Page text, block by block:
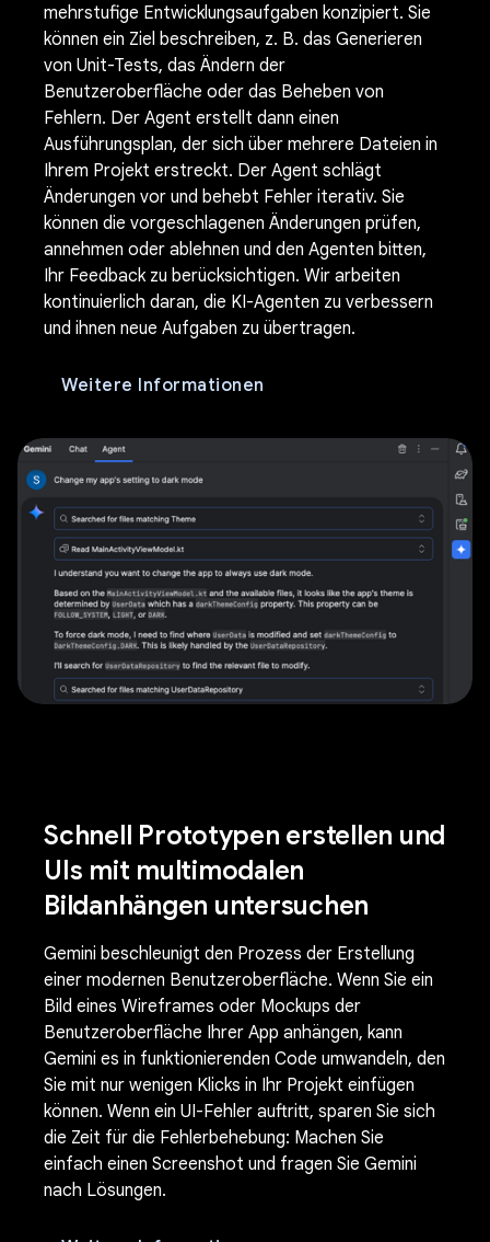
mehrstufige Entwicklungsaufgaben konzipiert. Sie
können ein Ziel beschreiben, z. B. das Generieren
von Unit-Tests, das Ändern der
Benutzeroberfläche oder das Beheben von
Fehlern. Der Agent erstellt dann einen
Ausführungsplan, der sich über mehrere Dateien in
Ihrem Projekt erstreckt. Der Agent schlägt
Änderungen vor und behebt Fehler iterativ. Sie
können die vorgeschlagenen Änderungen prüfen,
annehmen oder ablehnen und den Agenten bitten,
Ihr Feedback zu berücksichtigen. Wir arbeiten
kontinuierlich daran, die KI-Agenten zu verbessern
und ihnen neue Aufgaben zu übertragen.
Weitere Informationen
Schnell Prototypen erstellen und
UIs mit multimodalen
Bildanhängen untersuchen
Gemini beschleunigt den Prozess der Erstellung
einer modernen Benutzeroberfläche. Wenn Sie ein
Bild eines Wireframes oder Mockups der
Benutzeroberfläche Ihrer App anhängen, kann
Gemini es in funktionierenden Code umwandeln, den
Sie mit nur wenigen Klicks in Ihr Projekt einfügen
können. Wenn ein UI-Fehler auftritt, sparen Sie sich
die Zeit für die Fehlerbehebung: Machen Sie
einfach einen Screenshot und fragen Sie Gemini
nach Lösungen.